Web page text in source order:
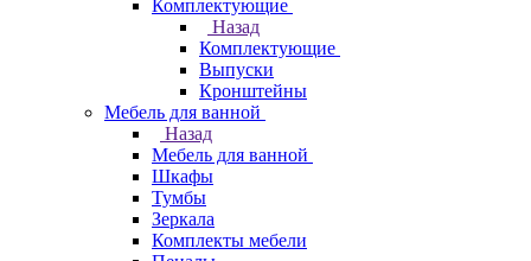
Комплектующие
Назад
Комплектующие
Выпуски
Кронштейны
Мебель для ванной
Назад
Мебель для ванной
Шкафы
Тумбы
Зеркала
Комплекты мебели